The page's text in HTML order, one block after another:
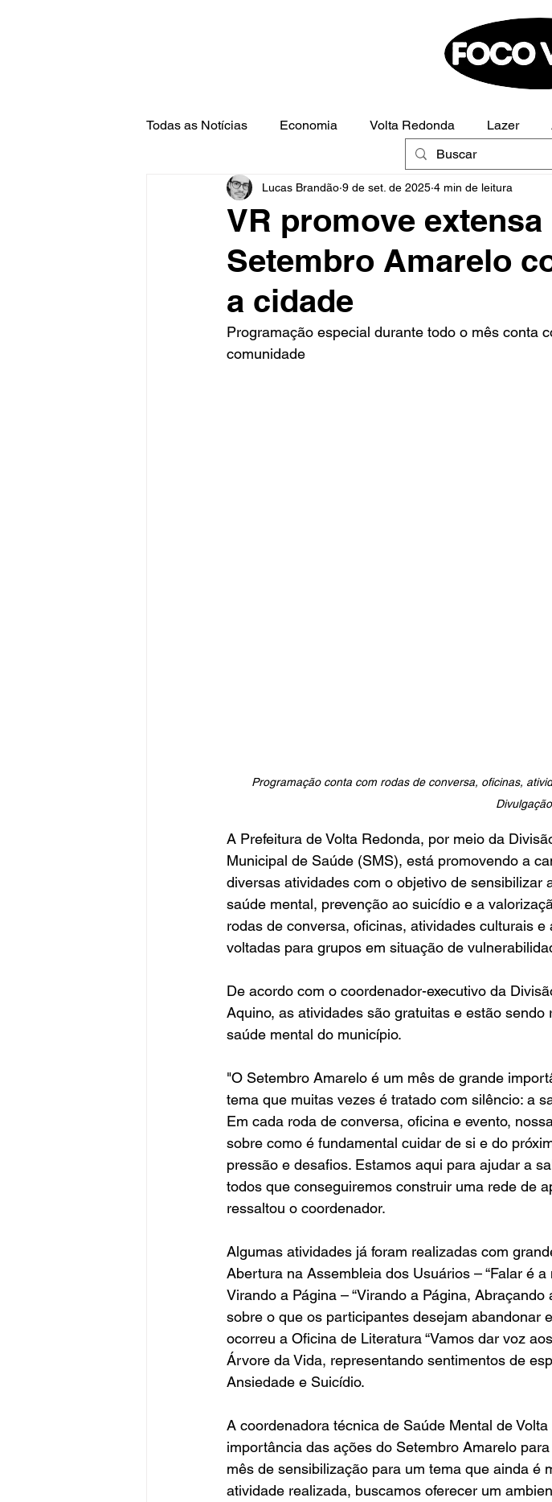
Todas as Notícias Economia Volta Redonda Lazer
Barra Mansa Pinheiral Polícia Opinião
VR promove
Setembro Amarelo
a cidade
Lucas Brandão 9 de set. de 2025 4 min de leitura
Programação especial durante todo o mês conta
comunidade
Programação conta com rodas de conversa, oficinas,
Divulgação
A Prefeitura de Volta Redonda, por meio da
Municipal de Saúde (SMS), está promovendo a
diversas atividades com o objetivo de sensibilizar
saúde mental, prevenção ao suicídio e a
rodas de conversa, oficinas, atividades culturais
voltadas para grupos em situação de
De acordo com o coordenador-executivo da
Aquino, as atividades são gratuitas e estão
saúde mental do município.
"O Setembro Amarelo é um mês de grande
tema que muitas vezes é tratado com silêncio: a
Em cada roda de conversa, oficina e evento,
sobre como é fundamental cuidar de si e do
pressão e desafios. Estamos aqui para ajudar a
todos que conseguiremos construir uma rede de
ressaltou o coordenador.
Algumas atividades já foram realizadas com
Abertura na Assembleia dos Usuários – “Falar é
Virando a Página – “Virando a Página,
sobre o que os participantes desejam abandonar
ocorreu a Oficina de Literatura “Vamos dar voz
Árvore da Vida, representando sentimentos de
Ansiedade e Suicídio.
A coordenadora técnica de Saúde Mental de
importância das ações do Setembro Amarelo
mês de sensibilização para um tema que ainda é
atividade realizada, buscamos oferecer um